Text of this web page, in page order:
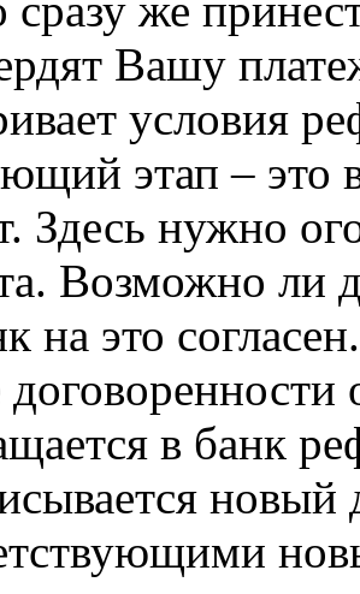
же
Вашу
условия
этап – это
Здесь нужно
Возможно ли
на это согласен.
в банк
новый